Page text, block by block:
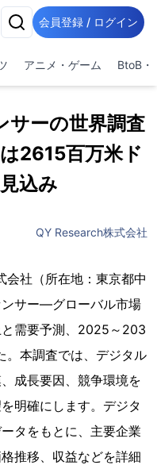
会員登録 / ログイン
アニメ・ゲーム BtoB・
サーの世界調査
2615百万米ド
込み
QY Research株式会社
社（所在地：東京都中
サー―グローバル市場
需要予測、2025～203
。本調査では、デジタル
成長要因、競争環境を
明確にします。デジタ
タをもとに、主要企業
推移、収益などを詳細